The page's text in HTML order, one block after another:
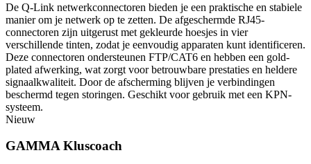
De Q-Link netwerkconnectoren bieden je een praktische en stabiele
manier om je netwerk op te zetten. De afgeschermde RJ45-
connectoren zijn uitgerust met gekleurde hoesjes in vier
verschillende tinten, zodat je eenvoudig apparaten kunt identificeren.
Deze connectoren ondersteunen FTP/CAT6 en hebben een gold-
plated afwerking, wat zorgt voor betrouwbare prestaties en heldere
signaalkwaliteit. Door de afscherming blijven je verbindingen
beschermd tegen storingen. Geschikt voor gebruik met een KPN-
systeem.
Nieuw
GAMMA Kluscoach